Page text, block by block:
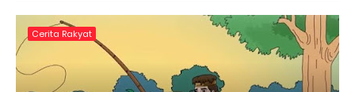
Cerita Rakyat